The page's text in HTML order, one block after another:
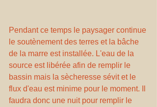
Pendant ce temps le paysager continue
le soutènement des terres et la bâche
de la marre est installée. L'eau de la
source est libérée afin de remplir le
bassin mais la sècheresse sévit et le
flux d'eau est minime pour le moment. Il
faudra donc une nuit pour remplir le